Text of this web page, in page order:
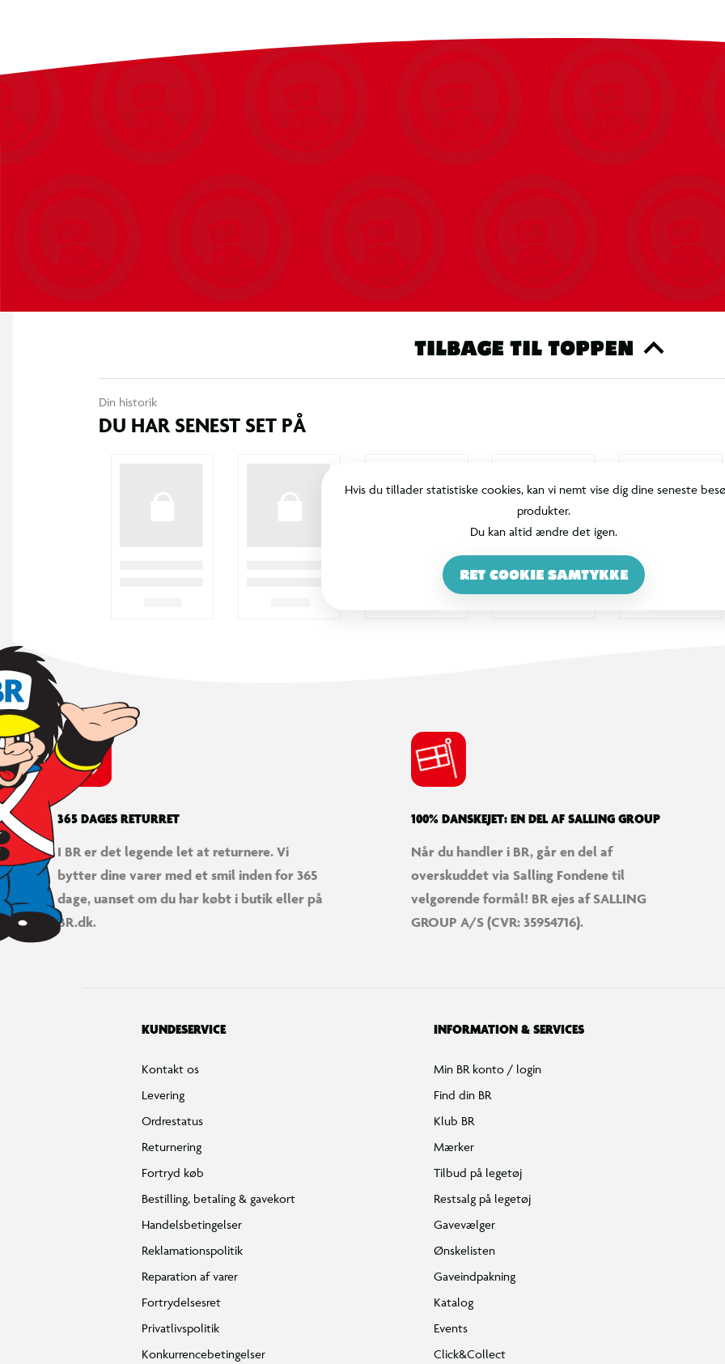
TILBAGE TIL TOPPEN
Din historik
DU HAR SENEST SET PÅ
Hvis du tillader statistiske cookies, kan vi nemt vise dig dine seneste
produkter.
Du kan altid ændre det igen.
RET COOKIE SAMTYKKE
365 DAGES RETURRET
I BR er det legende let at returnere. Vi
bytter dine varer med et smil inden for 365
dage, uanset om du har købt i butik eller på
BR.dk.
100% DANSKEJET: EN DEL AF SALLING GROUP
Når du handler i BR, går en del af
overskuddet via Salling Fondene til
velgørende formål! BR ejes af SALLING
GROUP A/S (CVR: 35954716).
KUNDESERVICE
Kontakt os
Levering
Ordrestatus
Returnering
Fortryd køb
Bestilling, betaling & gavekort
Handelsbetingelser
Reklamationspolitik
Reparation af varer
Fortrydelsesret
Privatlivspolitik
Konkurrencebetingelser
INFORMATION & SERVICES
Min BR konto / login
Find din BR
Klub BR
Mærker
Tilbud på legetøj
Restsalg på legetøj
Gavevælger
Ønskelisten
Gaveindpakning
Katalog
Events
Click&Collect